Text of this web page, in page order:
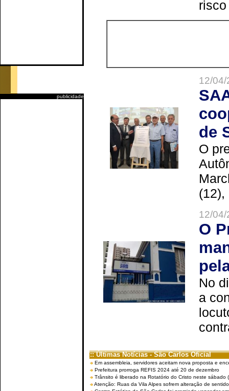
publicidade
12/
de
O
(12),
12/
O
No
a
:: Últimas Notícias - São Carlos Oficial
Em assembleia, servidores aceitam nova proposta e
Prefeitura prorroga REFIS 2024 até 20 de dezembro
Trânsito é liberado na Rotatório do Cristo neste sábado
Atenção: Ruas da Vila Alpes sofrem alteração de